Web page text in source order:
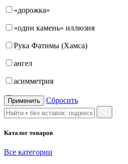
«дорожка»
«один камень» иллюзия
Рука Фатимы (Хамса)
ангел
асимметрия
бабочка
бантик
башня
бесконечность
Применить Сбросить
Каталог товаров
Все категории